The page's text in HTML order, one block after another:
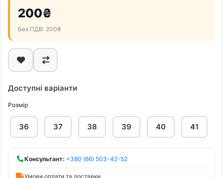
200₴
Без ПДВ: 200₴
Доступні варіанти
Розмір
36 37 38 39 40 41
Консультант: +380 (66) 503-42-52
Умови оплати та доставки